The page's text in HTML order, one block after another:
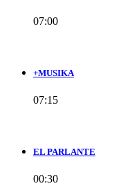
07:00
+MUSIKA
07:15
EL PARLANTE
00:30